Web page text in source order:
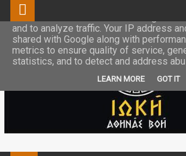
This site uses cookies from Google to
and to analyze traffic. Your IP address
shared with Google along with
metrics to ensure quality of service,
statistics, and to detect and address
LEARN MORE GOT IT